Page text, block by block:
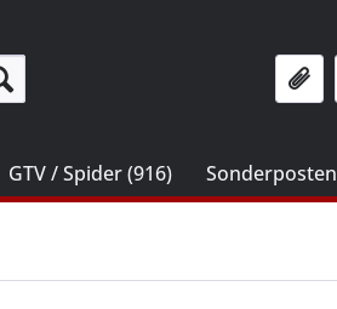
GTV / Spider (916) Sonderposten